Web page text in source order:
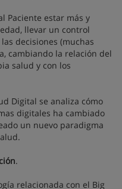
Paciente estar más y
llevar un control
decisiones (muchas
cambiando la relación del
salud y con los
Digital se analiza cómo
digitales ha cambiado
un nuevo paradigma
.
relacionada con el Big